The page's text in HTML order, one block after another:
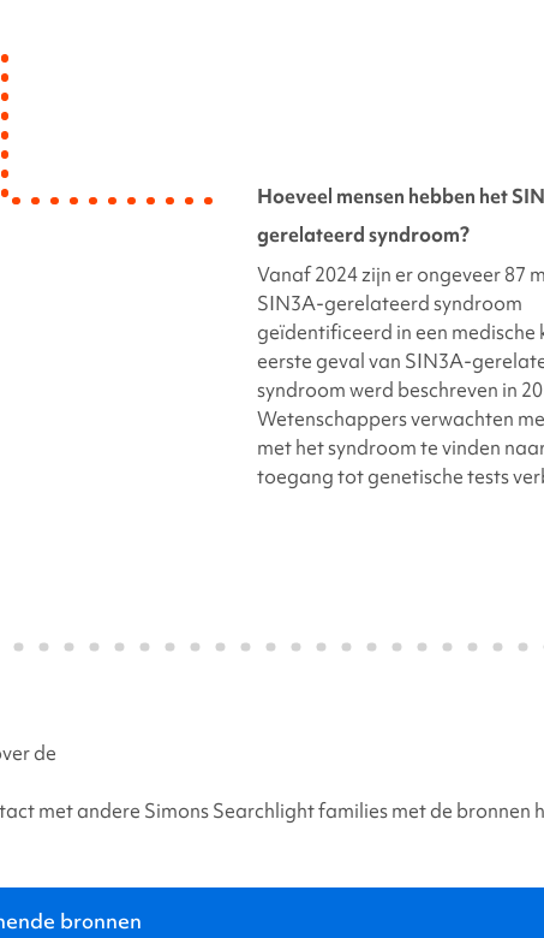
Hoeveel mensen hebben het
gerelateerdsyndroom?
Vanaf 2024 zijn er ongeveer 87
SIN3A-gerelateerd syndroom
geïdentificeerd in een medische
eerste geval van SIN3A-
syndroom werd beschreven in
Wetenschappers verwachten
met het syndroom te vinden
toegang tot genetische tests
de
met andere Simons Searchlightfamilies met de bronnen
bronnen